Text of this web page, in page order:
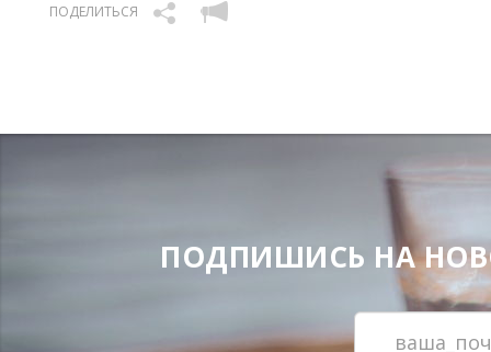
ПОДЕЛИТЬСЯ
ПОДПИШИСЬ НА